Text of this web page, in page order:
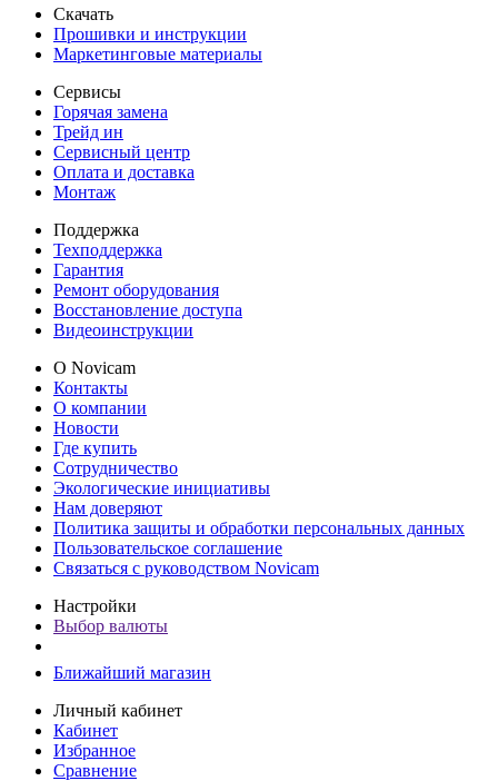
Скачать
Прошивки и инструкции
Маркетинговые материалы
Сервисы
Горячая замена
Трейд ин
Сервисный центр
Оплата и доставка
Монтаж
Поддержка
Техподдержка
Гарантия
Ремонт оборудования
Восстановление доступа
Видеоинструкции
О Novicam
Контакты
О компании
Новости
Где купить
Сотрудничество
Экологические инициативы
Нам доверяют
Политика защиты и обработки персональных данных
Пользовательское соглашение
Связаться с руководством Novicam
Настройки
Выбор валюты
Ближайший магазин
Личный кабинет
Кабинет
Избранное
Сравнение